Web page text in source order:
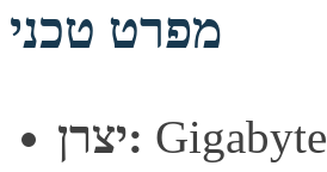
מפרט טכני
יצרן: Gigabyte